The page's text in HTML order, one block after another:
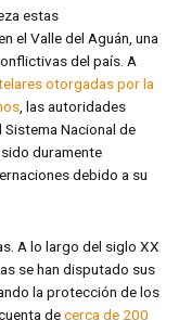
estas
el Valle del Aguán, una
del país. A
otorgadas por la
, las autoridades
Nacional de
duramente
debido a su
A lo largo del siglo XX
se han disputado sus
la protección de los
decerca de 200